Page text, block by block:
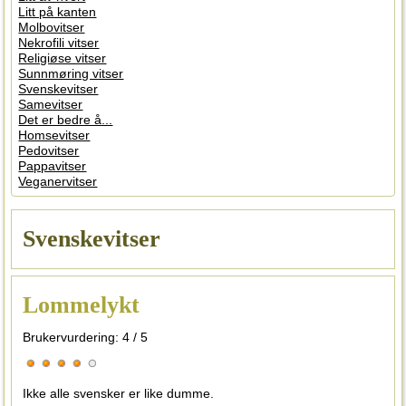
Litt på kanten
Molbovitser
Nekrofili vitser
Religiøse vitser
Sunnmøring vitser
Svenskevitser
Samevitser
Det er bedre å...
Homsevitser
Pedovitser
Pappavitser
Veganervitser
Svenskevitser
Lommelykt
Brukervurdering:4 /5
Ikke alle svensker er like dumme.